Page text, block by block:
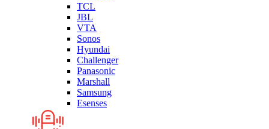
TCL
JBL
VTA
Sonos
Hyundai
Challenger
Panasonic
Marshall
Samsung
Esenses